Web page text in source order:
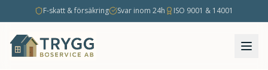
F-skatt & försäkring Svar inom 24h ISO 9001 & 14001